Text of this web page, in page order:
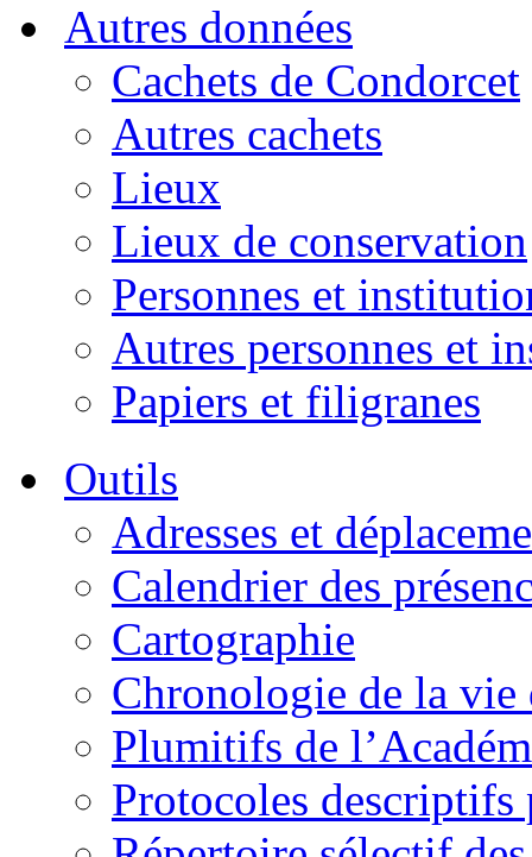
Autres données
Cachets de Condorcet
Autres cachets
Lieux
Lieux de conservation
Personnes et
Autres personnes et
Papiers et filigranes
Outils
Adresses et
Calendrier des
Cartographie
Chronologie de la vie
Plumitifs de
Protocoles descriptifs